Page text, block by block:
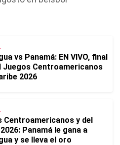
vs Panamá: EN VIVO, final
Juegos Centroamericanos
2026
Centroamericanos y del
Panamá le gana a
y se lleva el oro